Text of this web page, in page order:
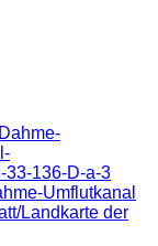
Umflutkanal
Landkarte der